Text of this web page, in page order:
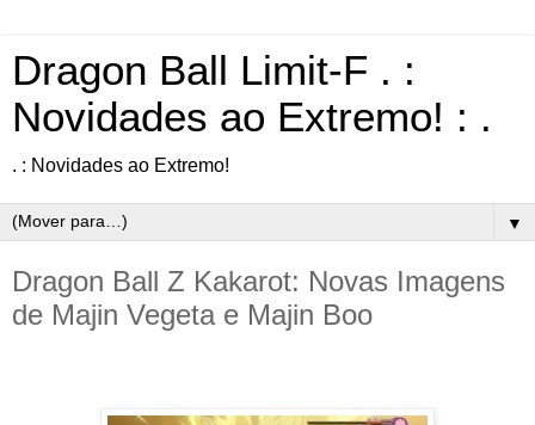
Dragon Ball Limit-F . :
Novidades ao Extremo! : .
. : Novidades ao Extremo!
▼
Dragon Ball Z Kakarot: Novas Imagens
de Majin Vegeta e Majin Boo